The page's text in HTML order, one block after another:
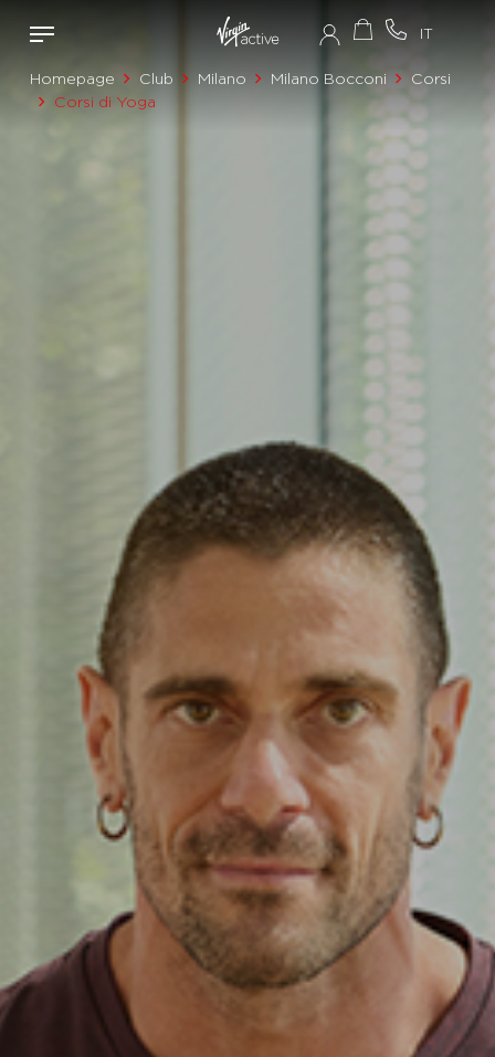
Homepage Club Milano Milano Bocconi
Corsi
Corsi di Yoga